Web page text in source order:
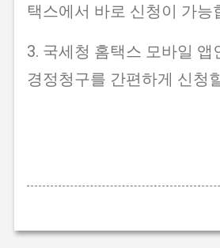
택스에서 바로 신청이 가능
3. 국세청 홈택스 모바일 앱
경정청구를 간편하게 신청